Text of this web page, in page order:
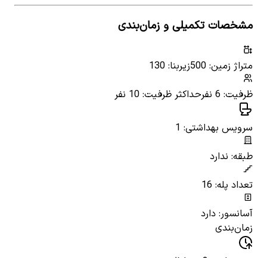
مشخصات تکمیلی و زمان‌بندی
متراژ زمین: 500
زیربنا: 130
ظرفیت: 6 نفر
حداکثر ظرفیت: 10 نفر
سرویس بهداشتی: 1
طبقه: ندارد
تعداد پله: 16
آسانسور: دارد
زمان‌بندی